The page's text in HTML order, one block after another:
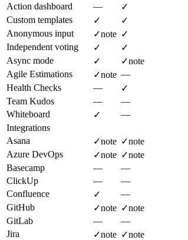
Action dashboard
—
✓
Custom templates
✓
✓
Anonymous input
✓note ✓
Independent voting
✓
✓
Async mode
✓ ✓note
Agile Estimations
✓note —
Health Checks
—
✓
Team Kudos
—
—
Whiteboard
✓
—
Integrations
Asana
✓note ✓note
Azure DevOps
✓note ✓note
Basecamp
—
—
ClickUp
—
—
Confluence
✓
—
GitHub
✓note ✓note
GitLab
—
—
Jira
✓note ✓note